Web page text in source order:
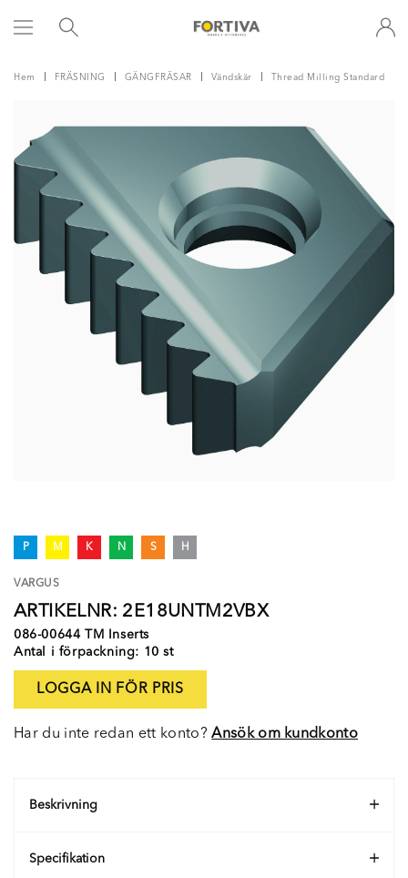
Hem FRÄSNING GÄNGFRÄSAR Vändskär Thread Milling Standard
P M K N S H
VARGUS
ARTIKELNR: 2E18UNTM2VBX
086-00644 TM Inserts
Antal i förpackning: 10 st
LOGGA IN FÖR PRIS
Har du inte redan ett konto?Ansök om kundkonto
Beskrivning
Specifikation